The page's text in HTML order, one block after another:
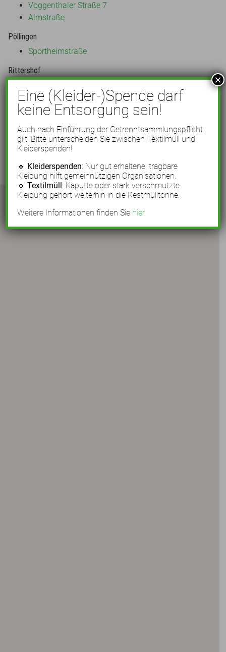
Voggenthaler Straße 7
Almstraße
Pöllingen
Sportheimstraße
Rittershof
Rödelberg
Schafhof
Schafhofstraße 3
Woffenbach
Brückenweg
Schloßstraße
Wallensteinstraße
Eine (Kleider-)Spende darf
keine Entsorgung sein!
Auch nach Einführung der Getrenntsammlungspflicht
gilt: Bitte unterscheiden Sie zwischen Textilmüll und
Kleiderspenden!
🔹 Kleiderspenden: Nur gut erhaltene, tragbare
Kleidung hilft gemeinnützigen Organisationen.
🔹Textilmüll: Kaputte oder stark verschmutzte
Kleidung gehört weiterhin in die Restmülltonne.
Weitere Informationen finden Sie hier.
×